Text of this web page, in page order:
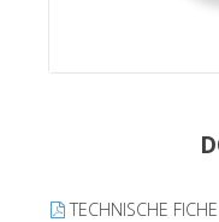
TECHNISCHE